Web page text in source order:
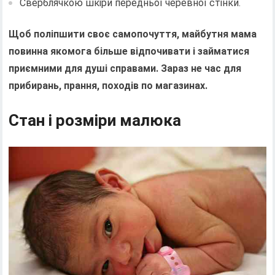
Сверблячкою шкіри передньої черевної стінки.
Щоб поліпшити своє самопочуття, майбутня мама
повинна якомога більше відпочивати і займатися
приємними для душі справами. Зараз не час для
прибирань, прання, походів по магазинах.
Стан і розміри малюка